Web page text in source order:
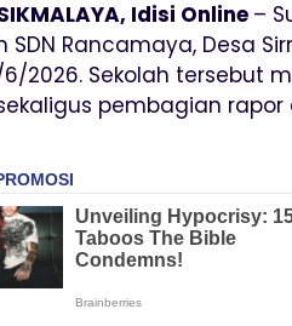
Idisi Online –
SDN Rancamaya, Desa
6/2026. Sekolah tersebut
pembagian